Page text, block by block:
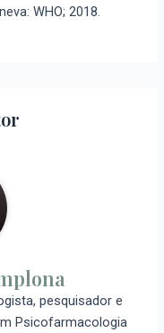
WHO; 2018.
pesquisador e
Psicofarmacologia